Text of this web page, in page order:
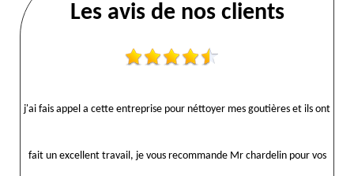
Les avis de nos clients
j'ai fais appel a cette entreprise pour néttoyer mes goutières et ils ont
fait un excellent travail, je vous recommande Mr chardelin pour vos